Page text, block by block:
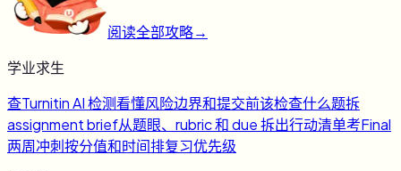
阅读全部攻略→
学业求生
查Turnitin AI 检测看懂风险边界和提交前该检查什么题拆
assignment brief从题眼、rubric 和 due 拆出行动清单考Final
两周冲刺按分值和时间排复习优先级